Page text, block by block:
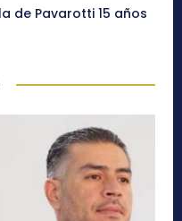
de Pavarotti 15 años